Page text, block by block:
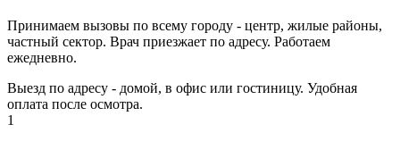
Принимаем вызовы по всему городу - центр, жилые районы,
частный сектор. Врач приезжает по адресу. Работаем
ежедневно.
Выезд по адресу - домой, в офис или гостиницу. Удобная
оплата после осмотра.
1